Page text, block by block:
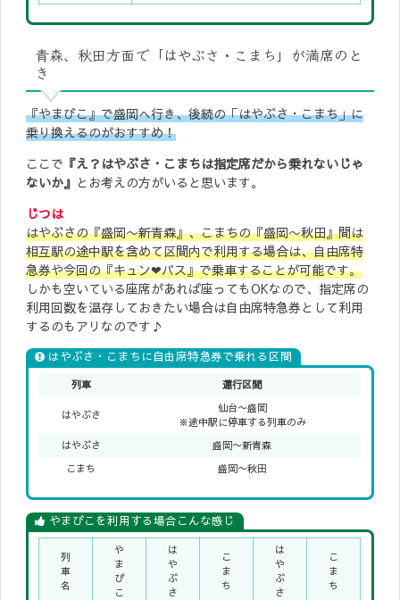
青森、秋田方面で「はやぶさ・こまち」が満席のと
き
『やまびこ』で盛岡へ行き、後続の「はやぶさ・こまち」に
乗り換えるのがおすすめ！
ここで 『え？はやぶさ・こまちは指定席だから乗れないじゃ
ないか』 とお考えの方がいると思います。
じつは
はやぶさの『盛岡〜新青森』、こまちの『盛岡〜秋田』間は
相互駅の途中駅を含めて区間内で利用する場合は、自由席特
急券や今回の『キュン❤︎パス』で乗車することが可能です。
しかも空いている座席があれば座ってもOKなので、指定席の
利用回数を温存しておきたい場合は自由席特急券として利用
するのもアリなのです♪
はやぶさ・こまちに自由席特急券で乗れる区間
列車 運行区間
はやぶさ
仙台〜盛岡
※途中駅に停車する列車のみ
はやぶさ
盛岡〜新青森
こまち
盛岡〜秋田
やまびこを利用する場合こんな感じ
列
車
名
や
ま
び
こ
は
や
ぶ
さ
こ
ま
ち
は
や
ぶ
さ
こ
ま
ち